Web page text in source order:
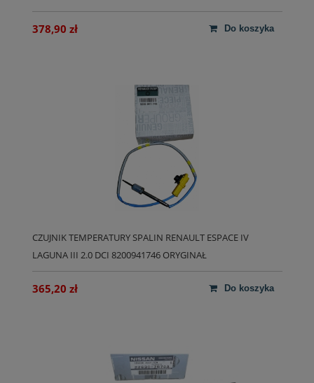
378,90 zł do koszyka
CZUJNIK TEMPERATURY SPALIN RENAULT ESPACE IV
LAGUNA III 2.0 DCI 8200941746 ORYGINAŁ
365,20 zł do koszyka